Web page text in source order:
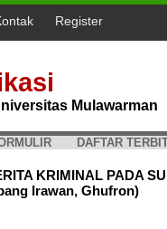
Register
Mulawarman
DAFTAR
KRIMINAL PADA
Irawan, Ghufron)